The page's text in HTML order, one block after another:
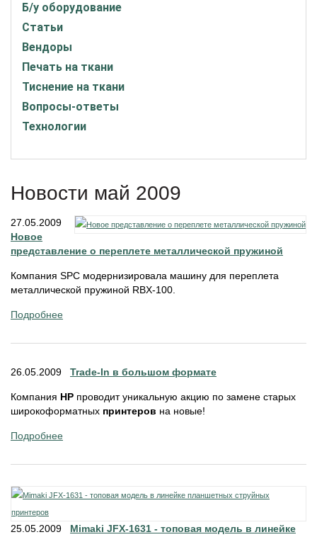
Б/у оборудование
Статьи
Вендоры
Печать на ткани
Тиснение на ткани
Вопросы-ответы
Технологии
Новости май 2009
27.05.2009
Новое
представление о переплете металлической пружиной
Компания SPC модернизировала машину для переплета
металлической пружиной RBX-100.
Подробнее
26.05.2009 Trade-In в большом формате
Компания HP проводит уникальную акцию по замене старых
широкоформатных принтеров на новые!
Подробнее
25.05.2009 Mimaki JFX-1631 - топовая модель в линейке